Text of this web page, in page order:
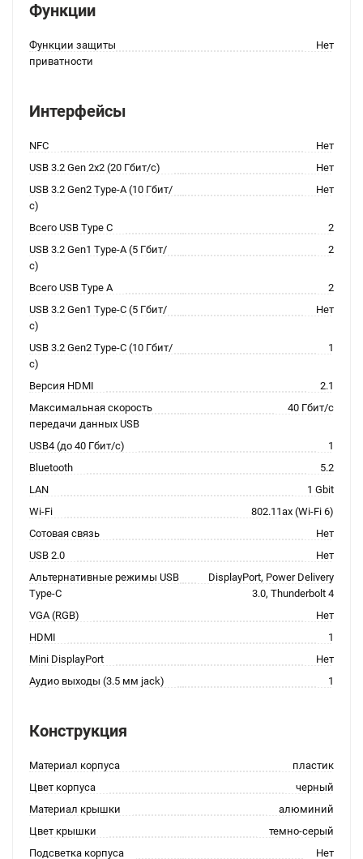
Функции
Функции защиты
приватности
Нет
Интерфейсы
NFC
Нет
USB 3.2 Gen 2x2 (20 Гбит/с)
Нет
USB 3.2 Gen2 Type-A (10 Гбит/
с)
Нет
Всего USB Type C
2
USB 3.2 Gen1 Type-A (5 Гбит/
с)
2
Всего USB Type A
2
USB 3.2 Gen1 Type-C (5 Гбит/
с)
Нет
USB 3.2 Gen2 Type-C (10 Гбит/
с)
1
Версия HDMI
2.1
Максимальная скорость
передачи данных USB
40 Гбит/с
USB4 (до 40 Гбит/с)
1
Bluetooth
5.2
LAN
1 Gbit
Wi-Fi
802.11ax (Wi-Fi 6)
Сотовая связь
Нет
USB 2.0
Нет
Альтернативные режимы USB
Type-C
DisplayPort, Power Delivery
3.0, Thunderbolt 4
VGA (RGB)
Нет
HDMI
1
Mini DisplayPort
Нет
Аудио выходы (3.5 мм jack)
1
Конструкция
Материал корпуса
пластик
Цвет корпуса
черный
Материал крышки
алюминий
Цвет крышки
темно-серый
Подсветка корпуса
Нет